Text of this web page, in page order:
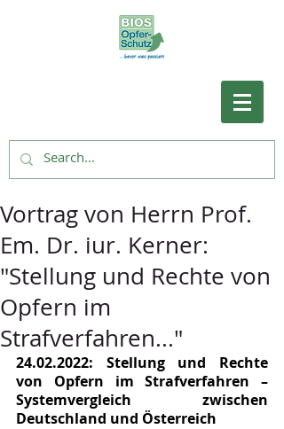
Vortrag von Herrn Prof.
Em. Dr. iur. Kerner:
"Stellung und Rechte von
Opfern im
Strafverfahren..."
24.02.2022: Stellung und Rechte
von Opfern im Strafverfahren –
Systemvergleich zwischen
Deutschland und Österreich